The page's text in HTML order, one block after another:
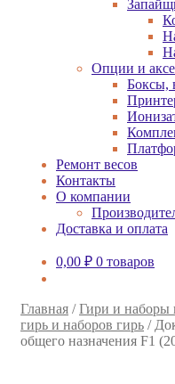
Опции и
Боксы,
Ремонт весов
Контакты
О компании
Доставка и оплата
0,00 ₽ 0 товаров
Главная /Гири и наборы
гирь и наборов гирь /
общего назначения F1